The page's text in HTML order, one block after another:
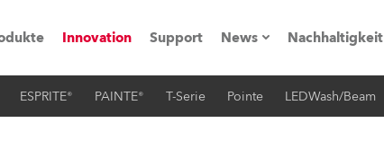
Innovation Support News
Pressemitteilungen
Nachhaltigkeit
ESPRITE® PAINTE® T-Serie Pointe LEDWash/Beam